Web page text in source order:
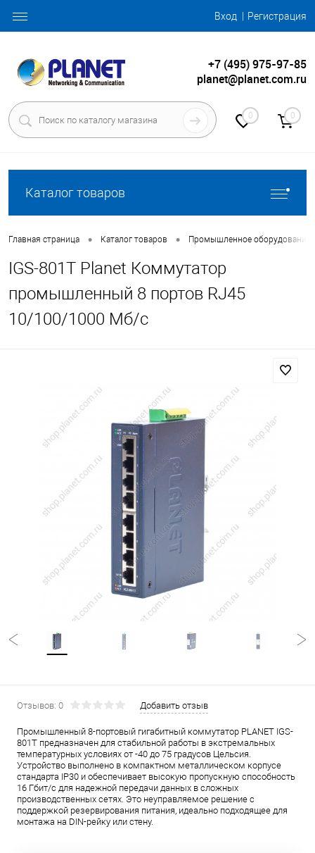
Вход Регистрация
+7 (495) 975-97-85
planet@planet.com.ru
0 0
Каталог товаров
Главная страница • Каталог товаров • Промышленное оборудование
IGS-801T Planet Коммутатор
промышленный 8 портов RJ45
10/100/1000 Мб/с
Отзывов: 0 Добавить отзыв
Промышленный 8-портовый гигабитный коммутатор PLANET IGS-
801T предназначен для стабильной работы в экстремальных
температурных условиях от -40 до 75 градусов Цельсия.
Устройство выполнено в компактном металлическом корпусе
стандарта IP30 и обеспечивает высокую пропускную способность
16 Гбит/с для надежной передачи данных в сложных
производственных сетях. Это неуправляемое решение с
поддержкой резервирования питания, идеально подходящее для
монтажа на DIN-рейку или стену.